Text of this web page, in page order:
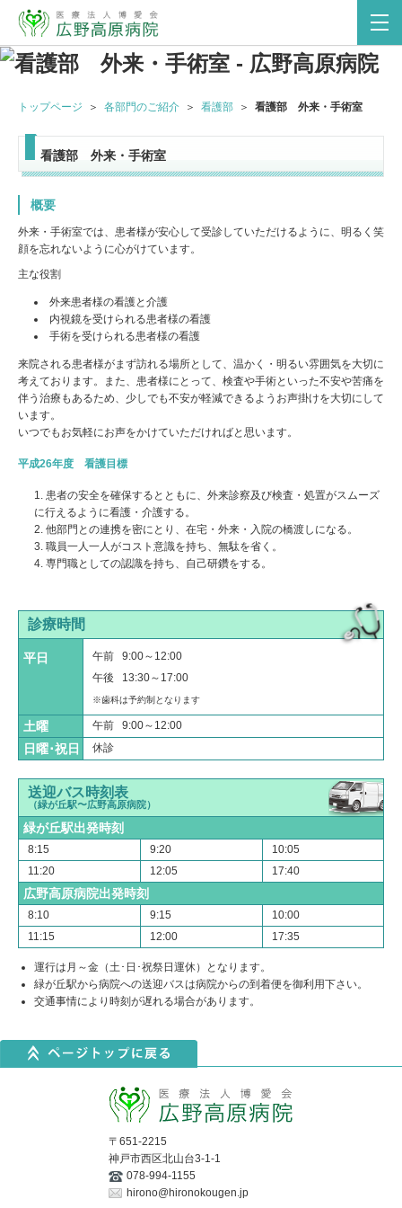
診療時間
平日
午前 9:00～12:00
午後 13:30～17:00
※歯科は予約制となります
土曜 午前 9:00～12:00
日曜･祝日 休診
送迎バス時刻表
（緑が丘駅〜広野高原病院）
緑が丘駅出発時刻
8:15 9:20
10:05
11:20
12:05 17:40
広野高原病院出発時刻
8:10 9:15
10:00
11:15
12:00 17:35
運行は月～金（土･日･祝祭日運休）となります。
緑が丘駅から病院への送迎バスは病院からの到着便を御利用下さい。
交通事情により時刻が遅れる場合があります。
トップページ 各部門のご紹介 看護部 看護部 外来・手術室
看護部 外来・手術室
概要
外来・手術室では、患者様が安心して受診していただけるように、明るく笑
顔を忘れないように心がけています。
主な役割
外来患者様の看護と介護
内視鏡を受けられる患者様の看護
手術を受けられる患者様の看護
来院される患者様がまず訪れる場所として、温かく・明るい雰囲気を大切に
考えております。また、患者様にとって、検査や手術といった不安や苦痛を
伴う治療もあるため、少しでも不安が軽減できるようお声掛けを大切にして
います。
いつでもお気軽にお声をかけていただければと思います。
平成26年度 看護目標
患者の安全を確保するとともに、外来診察及び検査・処置がスムーズ
に行えるように看護・介護する。
他部門との連携を密にとり、在宅・外来・入院の橋渡しになる。
職員一人一人がコスト意識を持ち、無駄を省く。
専門職としての認識を持ち、自己研鑽をする。
〒651-2215
神戸市西区北山台3-1-1
078-994-1155
hirono@hironokougen.jp